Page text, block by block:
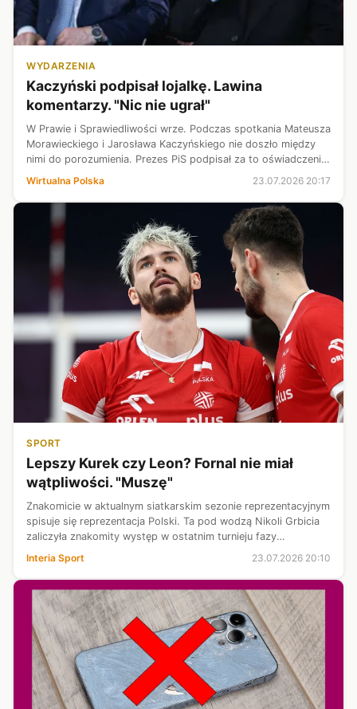
WYDARZENIA
Kaczyński podpisał lojalkę. Lawina
komentarzy. "Nic nie ugrał"
W Prawie i Sprawiedliwości wrze. Podczas spotkania Mateusza
Morawieckiego i Jarosława Kaczyńskiego nie doszło między
nimi do porozumienia. Prezes PiS podpisał za to oświadczenie
Wirtualna Polska 23.07.2026 20:17
SPORT
Lepszy Kurek czy Leon? Fornal nie miał
wątpliwości. "Muszę"
Znakomicie w aktualnym siatkarskim sezonie reprezentacyjnym
spisuje się reprezentacja Polski. Ta pod wodzą Nikoli Grbicia
zaliczyła znakomity występ w ostatnim turnieju fazy
zasadniczej Ligi Narodów w Chicago, dzięki czemu weźmie
udział w turnieju fi...
Interia Sport 23.07.2026 20:10